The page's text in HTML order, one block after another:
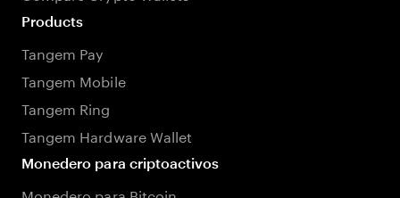
Products
Tangem Pay
Tangem Mobile
Tangem Ring
Tangem Hardware Wallet
Monedero para criptoactivos